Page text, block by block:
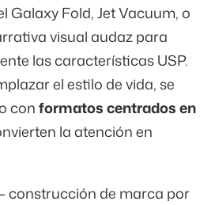
Galaxy Fold, Jet Vacuum, o
visual audaz para
las características USP.
el estilo de vida, se
conformatos centrados en
la atención en
construcción de marca por